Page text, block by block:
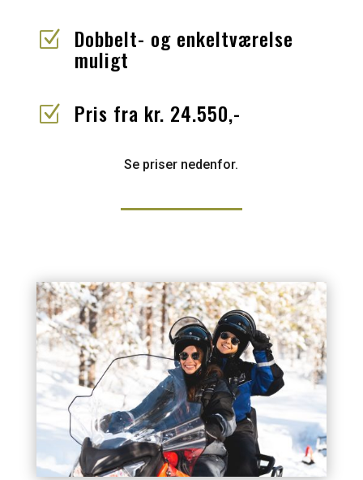
Z Dobbelt- og enkeltværelse
muligt
Z Pris fra kr. 24.550,-
Se priser nedenfor.